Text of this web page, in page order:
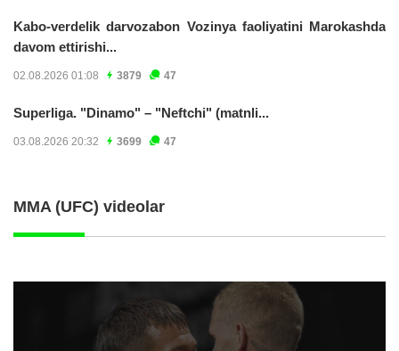
Kabo-verdelik darvozabon Vozinya faoliyatini Marokashda
davom ettirishi...
02.08.2026 01:08 3879 47
Superliga. "Dinamo" – "Neftchi" (matnli...
03.08.2026 20:32 3699 47
MMA (UFC) videolar